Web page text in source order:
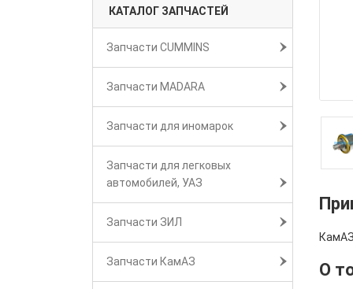
КАТАЛОГ ЗАПЧАСТЕЙ
Запчасти CUMMINS
Запчасти MADARA
Запчасти для иномарок
Запчасти для легковых
автомобилей, УАЗ
Запчасти ЗИЛ
Запчасти КамАЗ О